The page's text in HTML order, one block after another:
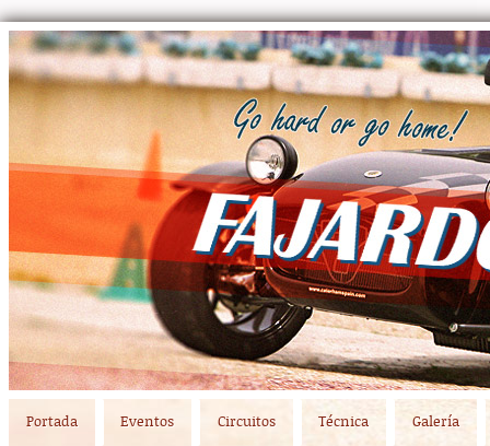
Skip to primary content
Skip to secondary content
Portada Eventos Circuitos Técnica Galería